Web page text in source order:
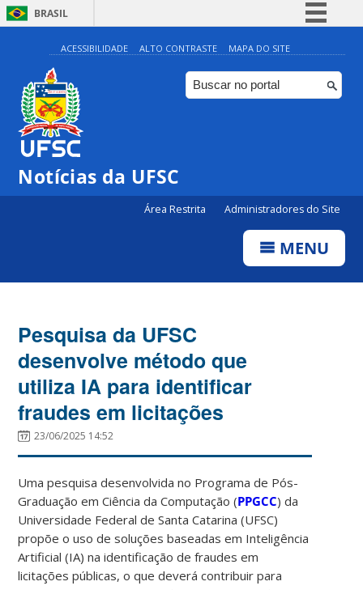
BRASIL
Simplifique!
Comunica BR
Participe
ACESSIBILIDADE ALTO CONTRASTE MAPA DO SITE
Notícias da UFSC
Área Restrita Administradores do Site
MENU
Pesquisa da UFSC
desenvolve método que
utiliza IA para identificar
fraudes em licitações
23/06/2025 14:52
Uma pesquisa desenvolvida no Programa de Pós-
Graduação em Ciência da Computação (PPGCC) da
Universidade Federal de Santa Catarina (UFSC)
propõe o uso de soluções baseadas em Inteligência
Artificial (IA) na identificação de fraudes em
licitações públicas, o que deverá contribuir para